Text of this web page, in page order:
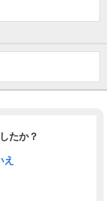
たか？
え